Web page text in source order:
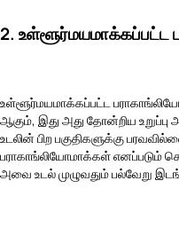
2. உள்ளூர்மயமாக்கப்பட்ட
உள்ளூர்மயமாக்கப்பட்ட
ஆகும், இது அது தோன்றிய உறுப்பு
உடலின் பிற பகுதிகளுக்கு
பராகாங்லியோமாக்கள் எனப்படும்
அவை உடல் முழுவதும் பல்வேறு